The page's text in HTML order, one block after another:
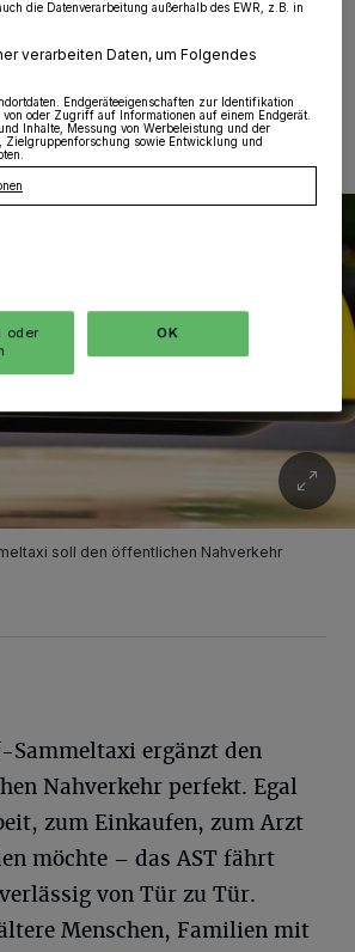
soll den öffentlichen Nahverkehr
Sammeltaxi ergänzt den
Nahverkehr perfekt. Egal
zum Einkaufen, zum Arzt
möchte – das AST fährt
von Tür zu Tür.
Menschen, Familien mit
die Datenverarbeitung außerhalb des EWR, z.B. in
verarbeiten Daten, um Folgendes
Endgeräteeigenschaften zur Identifikation
oder Zugriff auf Informationen auf einem Endgerät.
Inhalte, Messung von Werbeleistung und der
Zielgruppenforschung sowie Entwicklung und
oder
OK